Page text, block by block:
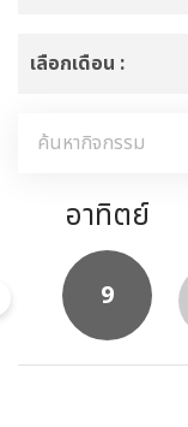
เลือกเดือน :
อาทิตย์
9